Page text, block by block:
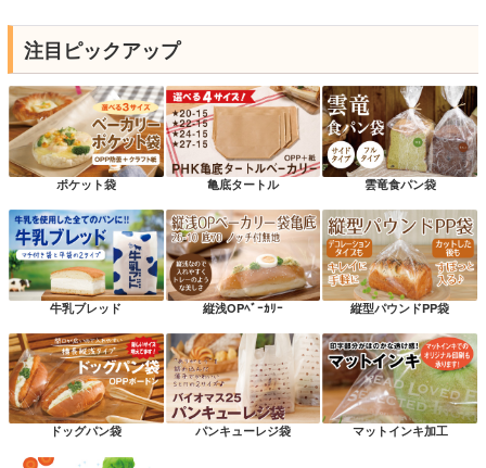
注目ピックアップ
ポケット袋 亀底タートル 雲竜食パン袋
牛乳ブレッド 縦浅OPﾍﾞｰｶﾘｰ 縦型パウンドPP袋
ドッグパン袋 パンキューレジ袋 マットインキ加工